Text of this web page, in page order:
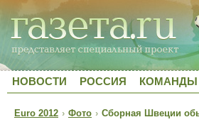
НОВОСТИ РОССИЯ КОМАНДЫ
Euro 2012 › Фото › Сборная Швеции